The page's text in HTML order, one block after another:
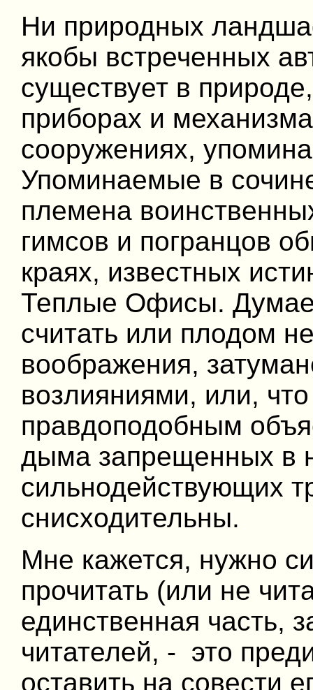
Ни природных
якобы встреченных
существует в
приборах и
сооружениях,
Упоминаемые в
племена
гимсов и погранцов
краях, известных
Теплые Офисы.
считать или плодом
воображения,
возлияниями, или,
правдоподобным
дыма запрещенных в
сильнодействующих
снисходительны.
Мне кажется, нужно
прочитать (или не
единственная часть,
читателей, - это
оставить на совести